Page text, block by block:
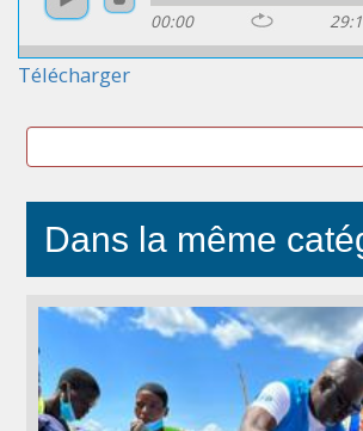
00:00
Télécharger
Dans la même